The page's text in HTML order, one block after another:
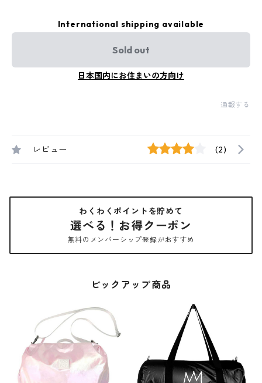
International shipping available
Sold out
日本国内にお住まいの方向け
通報する
レビュー (2)
わくわくポイントを貯めて
選べる！お得クーポン
無料のメンバーシップ登録がおすすめ
ピックアップ商品